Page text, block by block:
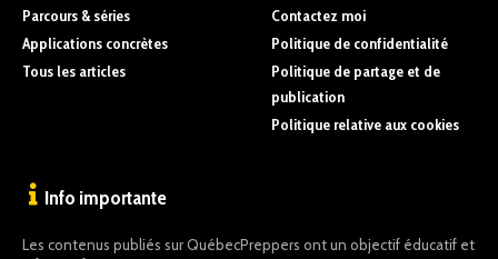
Parcours & séries
Applications concrètes
Tous les articles
Contactez moi
Politique de confidentialité
Politique de partage et de
publication
Politique relative aux cookies
Info importante
Les contenus publiés sur QuébecPreppers ont un objectif éducatif et